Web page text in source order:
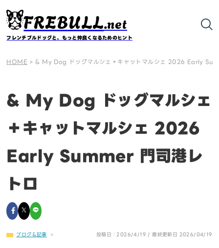
FREBULL.net
フレンチブルドッグと、もっと仲良くなるためのヒント
HOME > & My Dog ドッグマルシェ＋キャットマルシェ 2026 Early
& My Dog ドッグマルシェ
＋キャットマルシェ 2026
Early Summer 門司港レ
トロ
ブログ＆記事 > 投稿日：2026/4/19 / 最終更新日 2026/04/19